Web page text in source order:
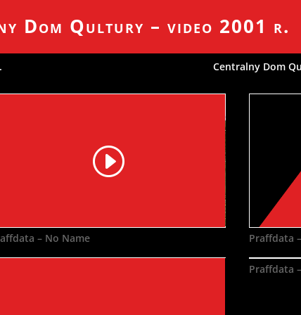
Dom Qultury – video 2001 r.
Centralny Dom
– No Name Praffdata
Praffdata